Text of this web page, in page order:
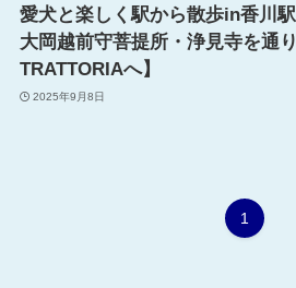
愛犬と楽しく駅から散歩in香川
大岡越前守菩提所・浄見寺を通
TRATTORIAへ】
2025年9月8日
1